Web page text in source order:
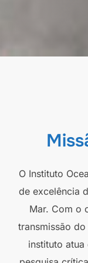
O Instituto
de excelência
Mar. Com o
transmissão
instituto